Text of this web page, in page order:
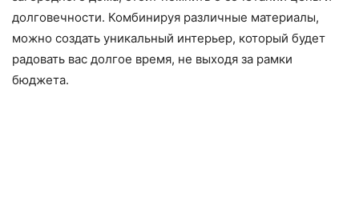
долговечности. Комбинируя различные материалы,
можно создать уникальный интерьер, который будет
радовать вас долгое время, не выходя за рамки
бюджета.